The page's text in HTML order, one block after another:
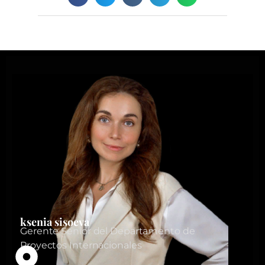
ksenia sisoeva
Gerente Senior del Departamento de
Proyectos Internacionales